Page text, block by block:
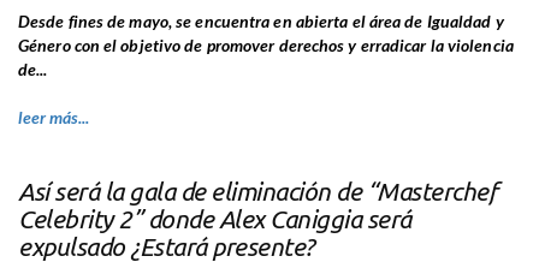
Desde fines de mayo, se encuentra en abierta el área de Igualdad y
Género con el objetivo de promover derechos y erradicar la violencia
de...
leer más...
Así será la gala de eliminación de “Masterchef
Celebrity 2” donde Alex Caniggia será
expulsado ¿Estará presente?